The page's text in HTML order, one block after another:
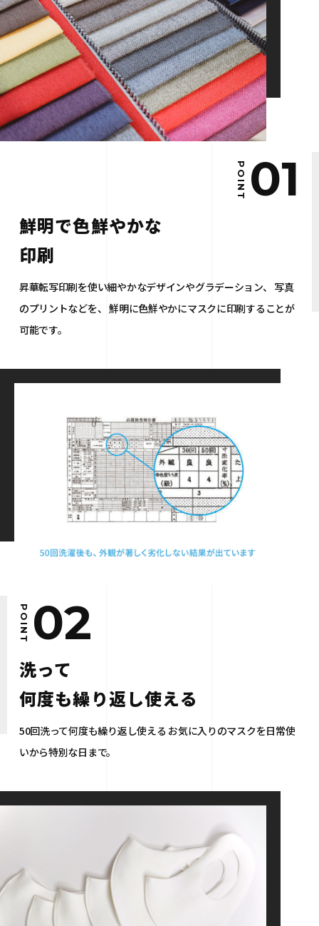
鮮明で色鮮やかな
印刷
POINT01
昇華転写印刷を使い細やかなデザインやグラデーション、 写真
のプリントなどを、 鮮明に色鮮やかにマスクに印刷することが
可能です。
洗って
何度も繰り返し使える
POINT02
50回洗って何度も繰り返し使える お気に入りのマスクを日常使
いから特別な日まで。